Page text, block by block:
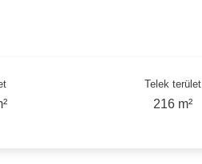
Telek terület
216 m²